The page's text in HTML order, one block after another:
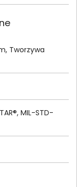
Tworzywa
MIL-STD-